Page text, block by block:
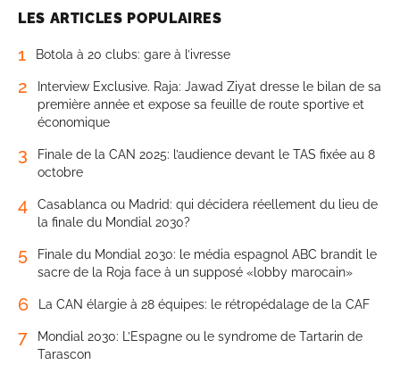
LES ARTICLES POPULAIRES
1 Botola à 20 clubs: gare à l’ivresse
2
Interview Exclusive. Raja: Jawad Ziyat dresse le bilan de sa
première année et expose sa feuille de route sportive et
économique
3
Finale de la CAN 2025: l’audience devant le TAS fixée au 8
octobre
4
Casablanca ou Madrid: qui décidera réellement du lieu de
la finale du Mondial 2030?
5
Finale du Mondial 2030: le média espagnol ABC brandit le
sacre de la Roja face à un supposé «lobby marocain»
6 La CAN élargie à 28 équipes: le rétropédalage de la CAF
7
Mondial 2030: L’Espagne ou le syndrome de Tartarin de
Tarascon